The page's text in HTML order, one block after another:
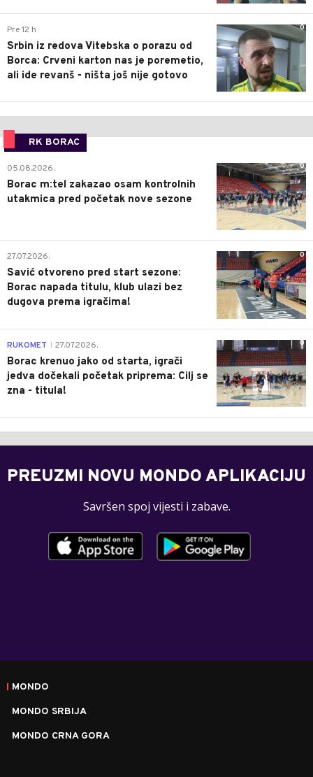
0
Pre 12 h
Srbin iz redova Vitebska o porazu od
Borca: Crveni karton nas je poremetio,
ali ide revanš - ništa još nije gotovo
RK BORAC
0
05.08.2026.
Borac m:tel zakazao osam kontrolnih
utakmica pred početak nove sezone
0
27.07.2026.
Savić otvoreno pred start sezone:
Borac napada titulu, klub ulazi bez
dugova prema igračima!
0
RUKOMET 27.07.2026.
Borac krenuo jako od starta, igrači
jedva dočekali početak priprema: Cilj se
zna - titula!
PREUZMI NOVU MONDO APLIKACIJU
Savršen spoj vijesti i zabave.
MONDO
MONDO SRBIJA
MONDO CRNA GORA